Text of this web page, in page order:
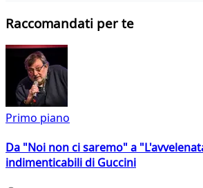
Raccomandati per te
Primo piano
Da "Noi non ci saremo" a
indimenticabili di Guccini